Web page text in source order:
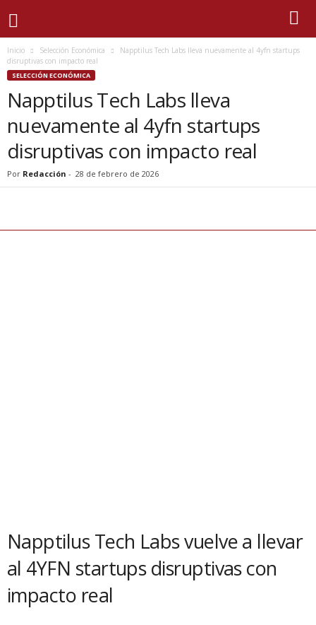
Inicio Selección Económica
Napptilus Tech Labs lleva nuevamente al 4yfn startups
disruptivas con impacto real
SELECCIÓN ECONÓMICA
Napptilus Tech Labs lleva
nuevamente al 4yfn startups
disruptivas con impacto real
Por Redacción - 28 de febrero de 2026
Napptilus Tech Labs vuelve a llevar
al 4YFN startups disruptivas con
impacto real